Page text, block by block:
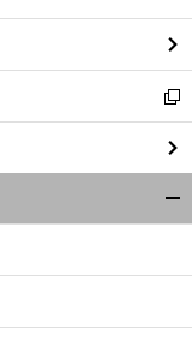
ウ
で
開
く
新
し
い
ウ
ィ
ン
ウ
開